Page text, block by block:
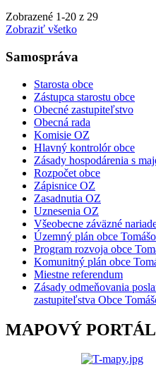
Zobrazené 1-20 z 29
Zobraziť všetko
Samospráva
Starosta obce
Zástupca starostu obce
Obecné zastupiteľstvo
Obecná rada
Komisie OZ
Hlavný kontrolór obce
Zásady hospodárenia s
Rozpočet obce
Zápisnice OZ
Zasadnutia OZ
Uznesenia OZ
Všeobecne záväzné
Územný plán obce
Program rozvoja obce
Komunitný plán obce
Miestne referendum
Zásady odmeňovania
zastupiteľstva Obce
MAPOVÝ PORTÁL